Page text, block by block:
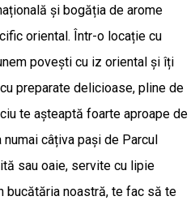
și bogăția de arome
oriental. Într-o locație cu
povești cu iz oriental și îți
preparate delicioase, pline de
te așteaptă foarte aproape de
câțiva pași de Parcul
sau oaie, servite cu lipie
bucătăria noastră, te fac să te